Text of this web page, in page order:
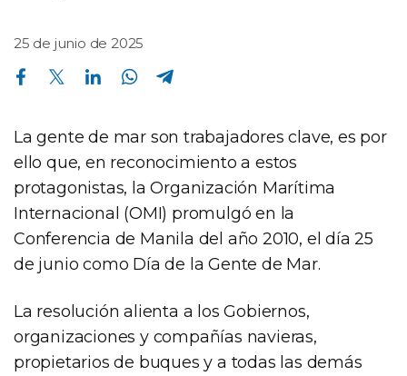
25 de junio de 2025
Compartir en Facebook Compartir en Twitter Compartir en Linkedin Compartir en Whatsapp
La gente de mar son trabajadores clave, es por
ello que, en reconocimiento a estos
protagonistas, la Organización Marítima
Internacional (OMI) promulgó en la
Conferencia de Manila del año 2010, el día 25
de junio como Día de la Gente de Mar.
La resolución alienta a los Gobiernos,
organizaciones y compañías navieras,
propietarios de buques y a todas las demás